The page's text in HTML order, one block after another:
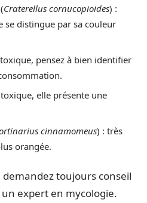
(Craterellus cornucopioides) :
se distingue par sa couleur
pensez à bien identifier
elle présente une
cinnamomeus) : très
orangée.
toujours conseil
un expert en mycologie.